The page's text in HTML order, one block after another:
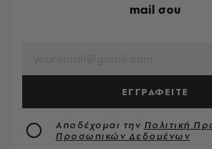
mail σου
ΕΓΓΡΑΦΕΙΤΕ
Αποδέχομαι την Πολιτική
Προσωπικών Δεδομένων